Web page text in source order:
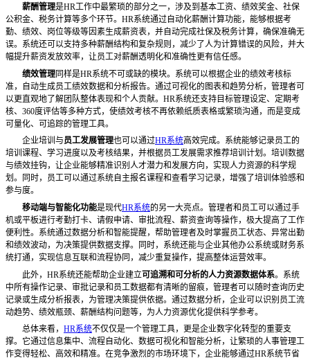
薪酬管理是HR工作中最繁琐的部分之一，涉及到基本工资、绩效奖金、社保
公积金、税务计算等多个环节。HR系统通过自动化薪酬计算功能，能够根据考
勤、绩效、岗位等级等因素生成薪资表，并自动完成社保及税务计算，确保准确无
误。系统还可以支持多种薪酬结构和复杂规则，减少了人为计算错误的风险，并大
幅提升薪资发放效率，让员工对薪酬透明化和准确性更有信任感。
绩效管理同样是HR系统不可或缺的模块。系统可以根据企业的绩效考核标
准，自动生成员工绩效数据和分析报告。通过可视化的图表和趋势分析，管理者可
以更直观地了解团队整体表现和个人贡献。HR系统还支持目标管理设定、定期考
核、360度评估等多种方式，使绩效考核不再依赖纸质表格或繁琐沟通，而是变成
可量化、可追踪的管理工具。
企业培训与员工发展管理也可以通过HR系统高效完成。系统能够记录员工的
培训课程、学习进度以及考核结果，并根据员工发展需求推荐培训计划。培训数据
与绩效挂钩，让企业能够精准识别人才潜力和发展方向，实现人力资源的科学规
划。同时，员工可以通过系统自主报名课程和查看学习记录，增强了培训体验感和
参与度。
移动端与智能化功能是现代HR系统的另一大亮点。管理者和员工可以通过手
机或平板进行考勤打卡、请假申请、审批流程、薪资查询等操作，极大提高了工作
便利性。系统通过数据分析和智能提醒，帮助管理者及时掌握员工状态、异常出勤
和绩效波动，为决策提供数据支撑。同时，系统还能与企业其他办公系统或财务系
统打通，实现信息互联和流程协同，减少重复操作，提高整体运营效率。
此外， HR系统还能帮助企业建立可追溯和可分析的人力资源数据体系。系统
中所有操作记录、审批记录和员工数据都有清晰的留痕，管理者可以随时查询历史
记录或生成分析报表，为管理决策提供依据。通过数据分析，企业可以识别员工流
动趋势、绩效瓶颈、薪酬结构问题等，为人力资源优化提供科学参考。
总体来看， HR系统不仅仅是一个管理工具，更是企业数字化转型的重要支
撑。它通过信息集中、流程自动化、数据可视化和智能分析，让繁琐的人事管理工
作变得轻松、高效和精准。在竞争激烈的市场环境下，企业能够通过HR系统节省